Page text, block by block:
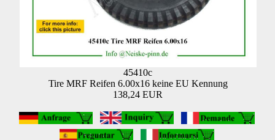
45410c
Tire MRF Reifen 6.00x16 keine EU Kennung
138,24 EUR